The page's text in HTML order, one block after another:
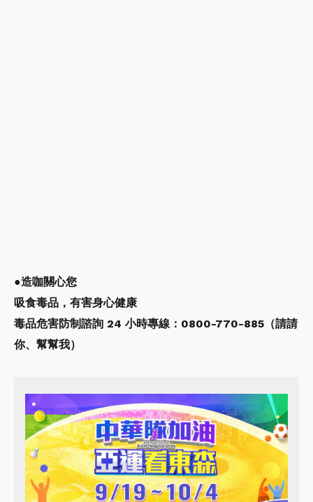
●造咖關心您
吸食毒品，有害身心健康
毒品危害防制諮詢 24 小時專線：0800-770-885（請請
你、幫幫我）